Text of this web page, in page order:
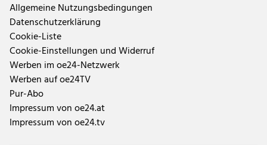
Allgemeine Nutzungsbedingungen
Datenschutzerklärung
Cookie-Liste
Cookie-Einstellungen und Widerruf
Werben im oe24-Netzwerk
Werben auf oe24TV
Pur-Abo
Impressum von oe24.at
Impressum von oe24.tv